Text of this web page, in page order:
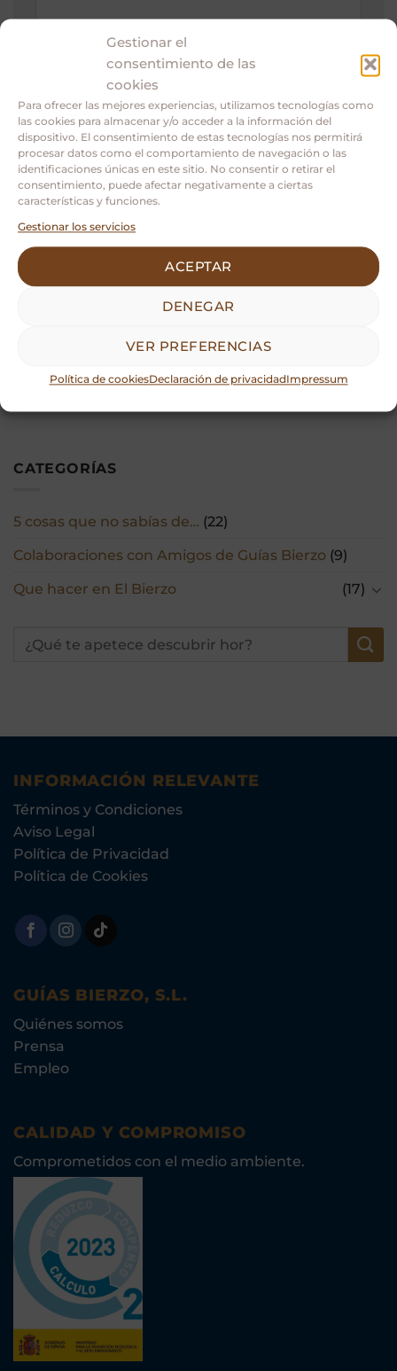
Gestionar el
consentimiento de las
cookies
Para ofrecer las mejores experiencias, utilizamos tecnologías como
las cookies para almacenar y/o acceder a la información del
dispositivo. El consentimiento de estas tecnologías nos permitirá
procesar datos como el comportamiento de navegación o las
identificaciones únicas en este sitio. No consentir o retirar el
consentimiento, puede afectar negativamente a ciertas
características y funciones.
Gestionar los servicios
ACEPTAR
DENEGAR
VER PREFERENCIAS
Política de cookiesDeclaración de privacidadImpressum
Nombre
Correo electrónico
Web
CATEGORÍAS
5 cosas que no sabías de… (22)
Colaboraciones con Amigos de Guías Bierzo (9)
Que hacer en El Bierzo
(17)
INFORMACIÓN RELEVANTE
Términos y Condiciones
Aviso Legal
Política de Privacidad
Política de Cookies
GUÍAS BIERZO, S.L.
Quiénes somos
Prensa
Empleo
CALIDAD Y COMPROMISO
Comprometidos con el medio ambiente.